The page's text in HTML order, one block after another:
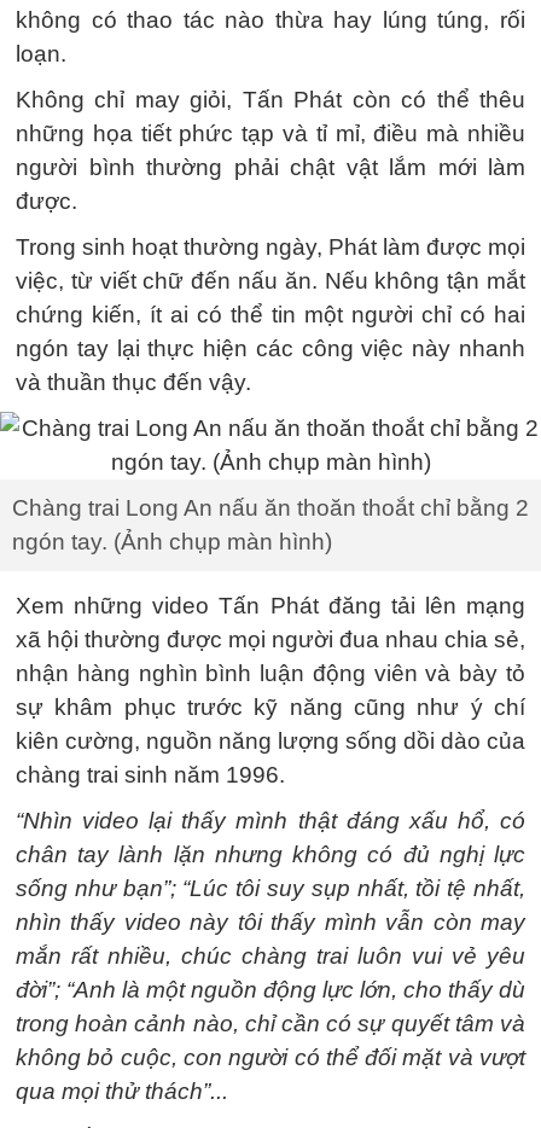
không có thao tác nào thừa hay lúng túng, rối
loạn.
Không chỉ may giỏi, Tấn Phát còn có thể thêu
những họa tiết phức tạp và tỉ mỉ, điều mà nhiều
người bình thường phải chật vật lắm mới làm
được.
Trong sinh hoạt thường ngày, Phát làm được mọi
việc, từ viết chữ đến nấu ăn. Nếu không tận mắt
chứng kiến, ít ai có thể tin một người chỉ có hai
ngón tay lại thực hiện các công việc này nhanh
và thuần thục đến vậy.
Chàng trai Long An nấu ăn thoăn thoắt chỉ bằng 2
ngón tay. (Ảnh chụp màn hình)
Xem những video Tấn Phát đăng tải lên mạng
xã hội thường được mọi người đua nhau chia sẻ,
nhận hàng nghìn bình luận động viên và bày tỏ
sự khâm phục trước kỹ năng cũng như ý chí
kiên cường, nguồn năng lượng sống dồi dào của
chàng trai sinh năm 1996.
“Nhìn video lại thấy mình thật đáng xấu hổ, có
chân tay lành lặn nhưng không có đủ nghị lực
sống như bạn”; “Lúc tôi suy sụp nhất, tồi tệ nhất,
nhìn thấy video này tôi thấy mình vẫn còn may
mắn rất nhiều, chúc chàng trai luôn vui vẻ yêu
đời”; “Anh là một nguồn động lực lớn, cho thấy dù
trong hoàn cảnh nào, chỉ cần có sự quyết tâm và
không bỏ cuộc, con người có thể đối mặt và vượt
qua mọi thử thách”...